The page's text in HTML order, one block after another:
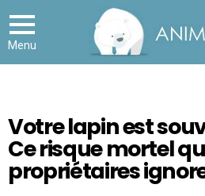
Menu
Votre lapin est
Ce risque mortel
propriétaires